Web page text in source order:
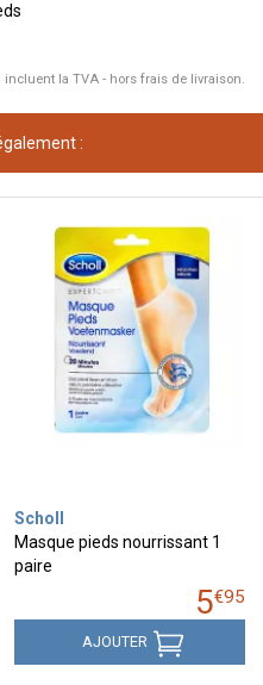
incluent la TVA - hors frais de livraison.
:
Scholl
Masque pieds nourrissant 1
paire
5€95
AJOUTER